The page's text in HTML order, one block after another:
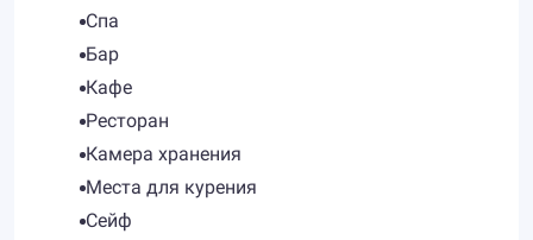
Спа
Бар
Кафе
Ресторан
Камера хранения
Места для курения
Сейф